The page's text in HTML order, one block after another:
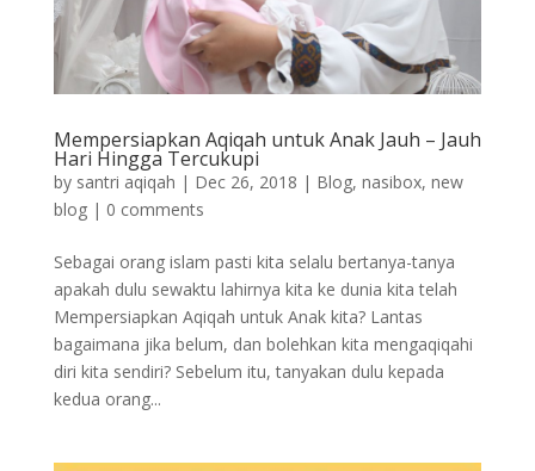
Mempersiapkan Aqiqah untuk Anak Jauh – Jauh
Hari Hingga Tercukupi
by santri aqiqah | Dec 26, 2018 | Blog, nasibox, new
blog| 0 comments
Sebagai orang islam pasti kita selalu bertanya-tanya
apakah dulu sewaktu lahirnya kita ke dunia kita telah
Mempersiapkan Aqiqah untuk Anak kita? Lantas
bagaimana jika belum, dan bolehkan kita mengaqiqahi
diri kita sendiri? Sebelum itu, tanyakan dulu kepada
kedua orang...